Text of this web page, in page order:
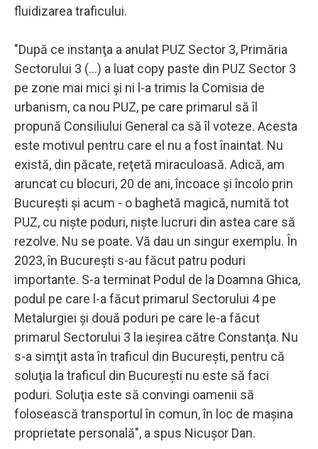
fluidizarea traficului.
"După ce instanţa a anulat PUZ Sector 3, Primăria
Sectorului 3 (...) a luat copy paste din PUZ Sector 3
pe zone mai mici şi ni l-a trimis la Comisia de
urbanism, ca nou PUZ, pe care primarul să îl
propună Consiliului General ca să îl voteze. Acesta
este motivul pentru care el nu a fost înaintat. Nu
există, din păcate, reţetă miraculoasă. Adică, am
aruncat cu blocuri, 20 de ani, încoace şi încolo prin
Bucureşti şi acum - o baghetă magică, numită tot
PUZ, cu nişte poduri, nişte lucruri din astea care să
rezolve. Nu se poate. Vă dau un singur exemplu. În
2023, în Bucureşti s-au făcut patru poduri
importante. S-a terminat Podul de la Doamna Ghica,
podul pe care l-a făcut primarul Sectorului 4 pe
Metalurgiei şi două poduri pe care le-a făcut
primarul Sectorului 3 la ieşirea către Constanţa. Nu
s-a simţit asta în traficul din Bucureşti, pentru că
soluţia la traficul din Bucureşti nu este să faci
poduri. Soluţia este să convingi oamenii să
folosească transportul în comun, în loc de maşina
proprietate personală", a spus Nicuşor Dan.